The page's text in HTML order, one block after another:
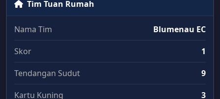
Tim Tuan Rumah
Nama Tim Blumenau EC
Skor 1
Tendangan Sudut 9
Kartu Kuning 3